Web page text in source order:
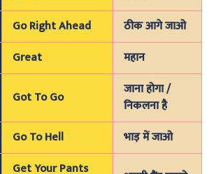
Go Right Ahead
ठीक आगे जाओ
Great महान
Got To Go
जाना होगा /
निकलना है
Go To Hell भाड़ में जाओ
Get Your Pants